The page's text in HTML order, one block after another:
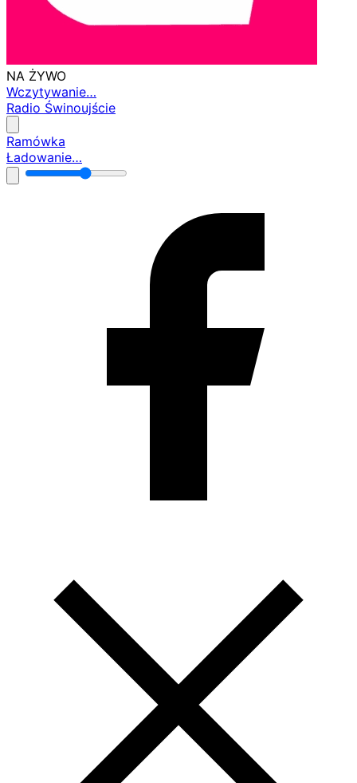
NA ŻYWO
Wczytywanie…
Radio Świnoujście
Ramówka
Ładowanie…